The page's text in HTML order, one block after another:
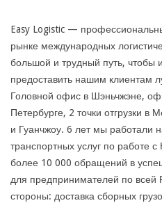
Easy Logistic —
рынке международных
большой и трудный путь, чтобы
предоставить нашим клиентам
Головной офис в Шэньчжэне,
Петербурге, 2 точки отгрузки в
и Гуанчжоу. 6 лет мы работали
транспортных услуг по работе
более 10 000 обращений в
для предпринимателей по
стороны: доставка сборных